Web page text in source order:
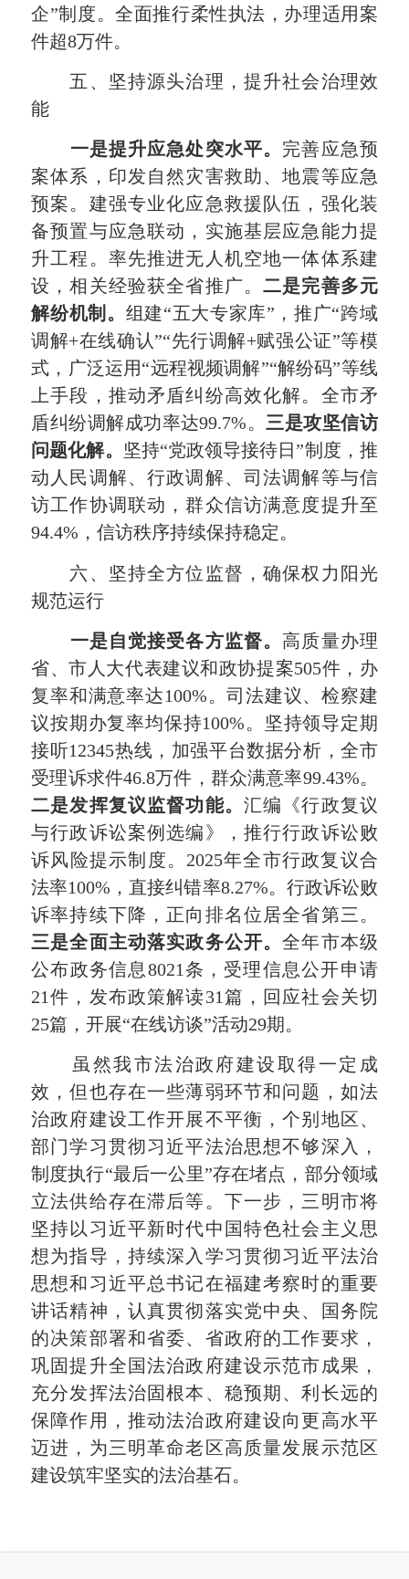
企”制度。全面推行柔性执法，办理适用案
件超8万件。
五、坚持源头治理，提升社会治理效
能
一是提升应急处突水平。 完善应急预
案体系，印发自然灾害救助、地震等应急
预案。建强专业化应急救援队伍，强化装
备预置与应急联动，实施基层应急能力提
升工程。率先推进无人机空地一体体系建
设，相关经验获全省推广。二是完善多元
解纷机制。 组建“五大专家库”，推广“跨域
调解+在线确认”“先行调解+赋强公证”等模
式，广泛运用“远程视频调解”“解纷码”等线
上手段，推动矛盾纠纷高效化解。全市矛
盾纠纷调解成功率达99.7%。三是攻坚信访
问题化解。
坚持“党政领导接待日”制度，推
动人民调解、行政调解、司法调解等与信
访工作协调联动，群众信访满意度提升至
94.4%，信访秩序持续保持稳定。
六、坚持全方位监督，确保权力阳光
规范运行
一是自觉接受各方监督。 高质量办理
省、市人大代表建议和政协提案505件，办
复率和满意率达100%。司法建议、检察建
议按期办复率均保持100%。坚持领导定期
接听12345热线，加强平台数据分析，全市
受理诉求件46.8万件，群众满意率99.43%。
二是发挥复议监督功能。 汇编《行政复议
与行政诉讼案例选编》，推行行政诉讼败
诉风险提示制度。2025年全市行政复议合
法率100%，直接纠错率8.27%。行政诉讼败
诉率持续下降，正向排名位居全省第三。
三是全面主动落实政务公开。全年市本级
公布政务信息8021条，受理信息公开申请
21件，发布政策解读31篇，回应社会关切
25篇，开展“在线访谈”活动29期。
虽然我市法治政府建设取得一定成
效，但也存在一些薄弱环节和问题，如法
治政府建设工作开展不平衡，个别地区、
部门学习贯彻习近平法治思想不够深入，
制度执行“最后一公里”存在堵点，部分领域
立法供给存在滞后等。下一步，三明市将
坚持以习近平新时代中国特色社会主义思
想为指导，持续深入学习贯彻习近平法治
思想和习近平总书记在福建考察时的重要
讲话精神，认真贯彻落实党中央、国务院
的决策部署和省委、省政府的工作要求，
巩固提升全国法治政府建设示范市成果，
充分发挥法治固根本、稳预期、利长远的
保障作用，推动法治政府建设向更高水平
迈进，为三明革命老区高质量发展示范区
建设筑牢坚实的法治基石。